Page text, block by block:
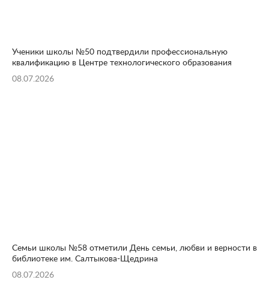
Ученики школы №50 подтвердили профессиональную
квалификацию в Центре технологического образования
08.07.2026
Семьи школы №58 отметили День семьи, любви и верности в
библиотеке им. Салтыкова-Щедрина
08.07.2026